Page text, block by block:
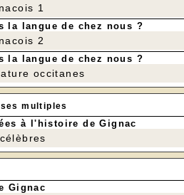
1
la langue de chez nous ?
2
la langue de chez nous ?
occitanes
multiples
à l'histoire de Gignac
Gignac